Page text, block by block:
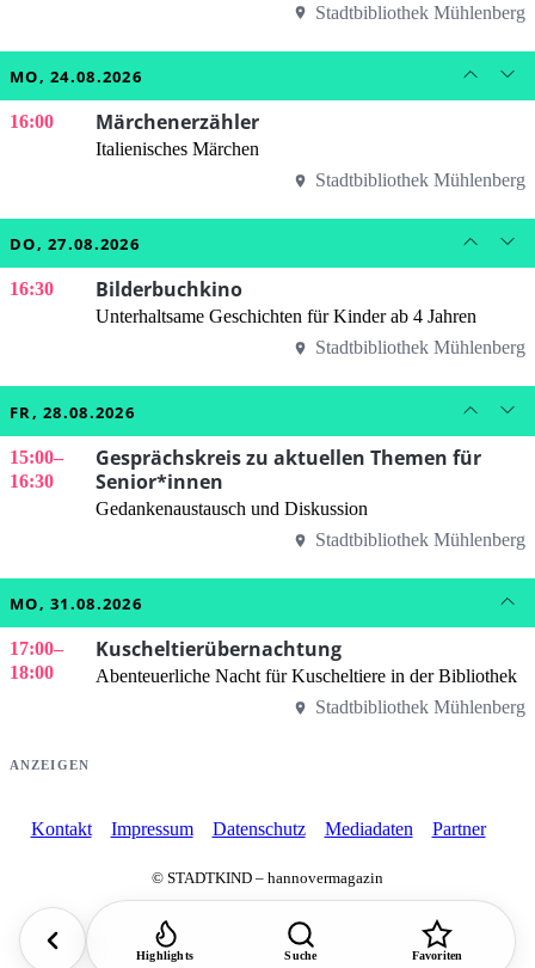
Stadtbibliothek Mühlenberg
MO, 24.08.2026
16:00 Märchenerzähler
Italienisches Märchen
Stadtbibliothek Mühlenberg
DO, 27.08.2026
16:30 Bilderbuchkino
Unterhaltsame Geschichten für Kinder ab 4 Jahren
Stadtbibliothek Mühlenberg
FR, 28.08.2026
15:00–
16:30
Gesprächskreis zu aktuellen Themen für
Senior*innen
Gedankenaustausch und Diskussion
Stadtbibliothek Mühlenberg
MO, 31.08.2026
17:00–
18:00
Kuscheltierübernachtung
Abenteuerliche Nacht für Kuscheltiere in der Bibliothek
Stadtbibliothek Mühlenberg
ANZEIGEN
Kontakt Impressum Datenschutz Mediadaten Partner
© STADTKIND – hannovermagazin
Highlights Suche Favoriten